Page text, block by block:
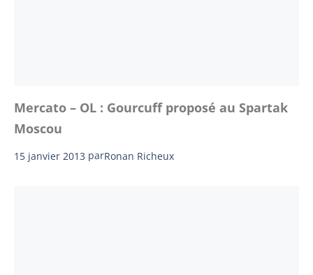
Mercato – OL : Gourcuff proposé au Spartak
Moscou
15 janvier 2013 parRonan Richeux